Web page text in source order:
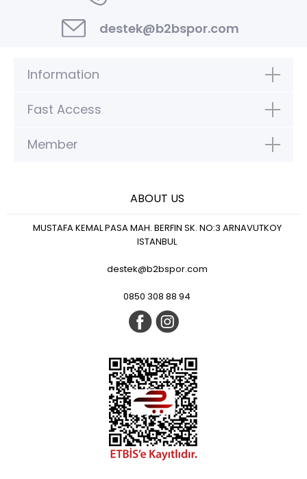
destek@b2bspor.com
Information
Fast Access
Member
ABOUT US
MUSTAFA KEMAL PASA MAH. BERFIN SK. NO:3 ARNAVUTKOY
ISTANBUL
destek@b2bspor.com
0850 308 88 94